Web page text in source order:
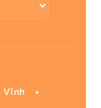
Vĩnh
•